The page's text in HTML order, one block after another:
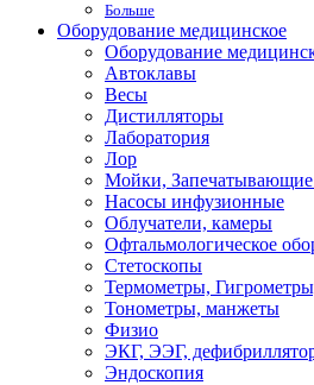
Больше
Оборудование медицинское
Оборудование
Автоклавы
Весы
Дистилляторы
Лаборатория
Лор
Мойки, Запечатывающие
Насосы инфузионные
Облучатели, камеры
Офтальмологическое
Стетоскопы
Термометры,
Тонометры, манжеты
Физио
ЭКГ, ЭЭГ,
Эндоскопия